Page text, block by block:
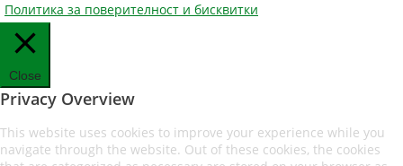
Политика за поверителност и бисквитки
Close
Privacy Overview
This website uses cookies to improve your experience while you
navigate through the website. Out of these cookies, the cookies